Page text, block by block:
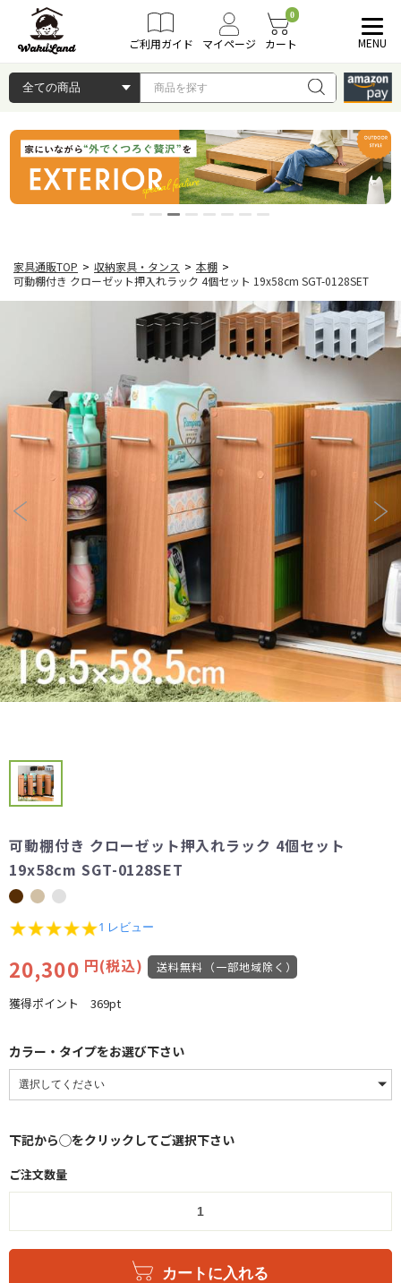
ご利用ガイド マイページ
0
カート MENU
家具通販TOP > 収納家具・タンス > 本棚 >
可動棚付き クローゼット押入れラック 4個セット 19x58cm SGT-0128SET
可動棚付き クローゼット押入れラック 4個セット
19x58cm SGT-0128SET
5.0
rating
1 レビュー
20,300 円(税込) 送料無料（一部地域除く）
獲得ポイント 369pt
カラー・タイプをお選び下さい
下記から◯をクリックしてご選択下さい
ご注文数量
カートに入れる